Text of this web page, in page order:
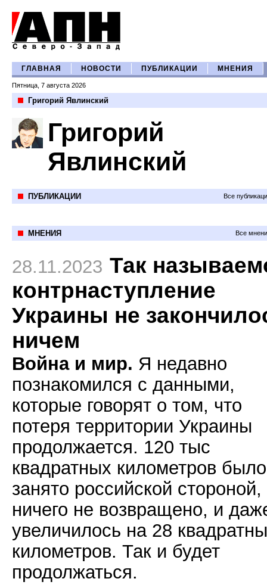
ГЛАВНАЯ НОВОСТИ ПУБЛИКАЦИИ МНЕНИЯ
Пятница, 7 августа 2026
Григорий Явлинский
Григорий
Явлинский
ПУБЛИКАЦИИ Все
МНЕНИЯ Все
28.11.2023 Так
контрнаступление
Украины не
ничем
Война и мир. Я недавно
познакомился с данными,
которые говорят о том, что
потеря территории Украины
продолжается. 120 тыс
квадратных километров было
занято российской стороной,
ничего не возвращено, и
увеличилось на 28
километров. Так и будет
продолжаться.